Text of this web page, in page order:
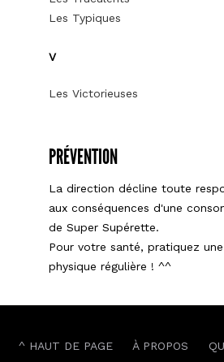
Les Typiques
V
Les Victorieuses
PRÉVENTION
La direction décline toute
aux conséquences d'une
de Super Supérette.
Pour votre santé, pratiquez
physique régulière ! ^^
^ HAUT DE PAGE À PROPOS